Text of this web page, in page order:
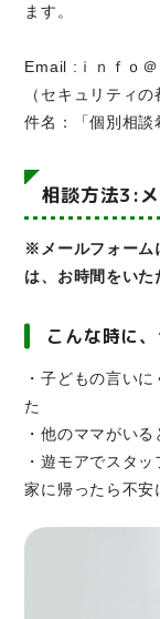
ます。
Email :ｉｎｆｏ
（セキュリティ
件名：「個別相談
相談方法3:
※メールフォーム
は、お時間をいた
こんな時に
・子どもの言い
た
・他のママがい
・遊モアでスタ
家に帰ったら不安